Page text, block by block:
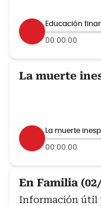
00:00:00
La muerte
La muerte
00:00:00
En Familia
Información útil